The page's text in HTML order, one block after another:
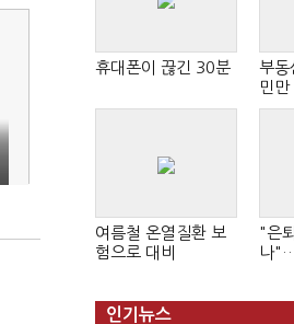
휴대폰이 끊긴 30분
부동
민
여름철 온열질환 보
험으로 대비
"은
나"…
인기뉴스